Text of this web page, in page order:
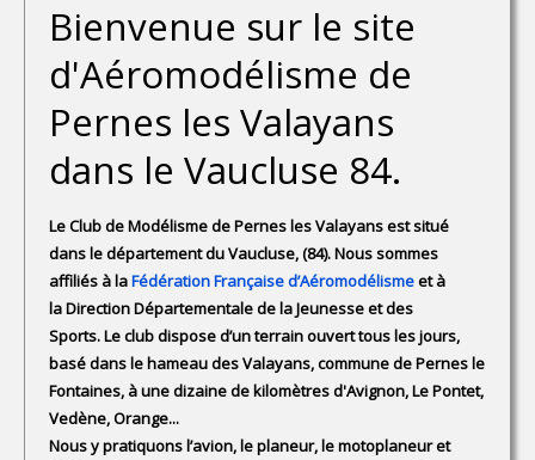
Bienvenue sur le site
d'Aéromodélisme de
Pernes les Valayans
dans le Vaucluse 84.
Le Club de Modélisme de Pernes les Valayans est situé
dans le département du Vaucluse, (84). Nous sommes
affiliés à laFédération Française d’Aéromodélismeet à
la Direction Départementale de la Jeunesse et des
Sports. Le club dispose d’un terrain ouvert tous les jours,
basé dans le hameau des Valayans, commune de Pernes le
Fontaines, à une dizaine de kilomètres d'Avignon, Le Pontet,
Vedène, Orange...
Nous y pratiquons l’avion, le planeur, le motoplaneur et